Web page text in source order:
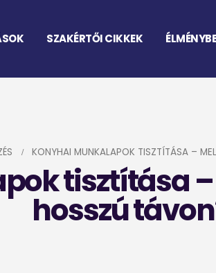
SZAKÉRTŐI CIKKEK
KONYHAI MUNKALAPOK TISZTÍTÁSA –
tisztítása
hosszú